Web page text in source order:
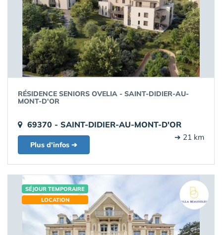
RÉSIDENCE SENIORS OVELIA - SAINT-DIDIER-AU-
MONT-D'OR
69370 - SAINT-DIDIER-AU-MONT-D'OR
➔ 21 km
Plus d'infos ➔
SÉJOUR TEMPORAIRE
LOCATION